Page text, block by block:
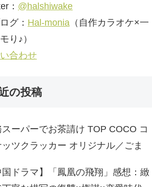
： @halshiwake
グ： Hal-monia （自作カラオケ×一
り♪）
合わせ
の投稿
ーパーでお茶請け TOP COCO コ
ッツクラッカー オリジナル／ごま
国ドラマ】「鳳凰の飛翔」感想：緻